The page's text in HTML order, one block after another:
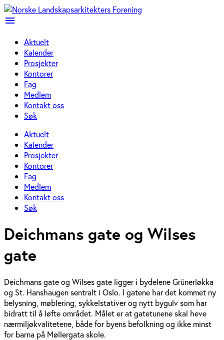
menu
Aktuelt
Kalender
Prosjekter
Kontorer
Fag
Medlem
Kontakt oss
Søk
Aktuelt
Kalender
Prosjekter
Kontorer
Fag
Medlem
Kontakt oss
Søk
Deichmans gate og Wilses
gate
Deichmans gate og Wilses gate ligger i bydelene Grünerløkka
og St. Hanshaugen sentralt i Oslo. I gatene har det kommet ny
belysning, møblering, sykkelstativer og nytt bygulv som har
bidratt til å løfte området. Målet er at gatetunene skal heve
nærmiljøkvalitetene, både for byens befolkning og ikke minst
for barna på Møllergata skole.